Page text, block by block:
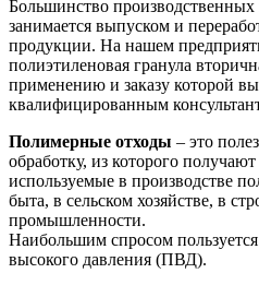
Большинство
занимается выпуском и
продукции. На нашем
полиэтиленовая гранула
применению и заказу которой
квалифицированным
Полимерные отходы – это
обработку, из которого
используемые в производстве
быта, в сельском хозяйстве, в
промышленности.
Наибольшим спросом
высокого давления (ПВД).